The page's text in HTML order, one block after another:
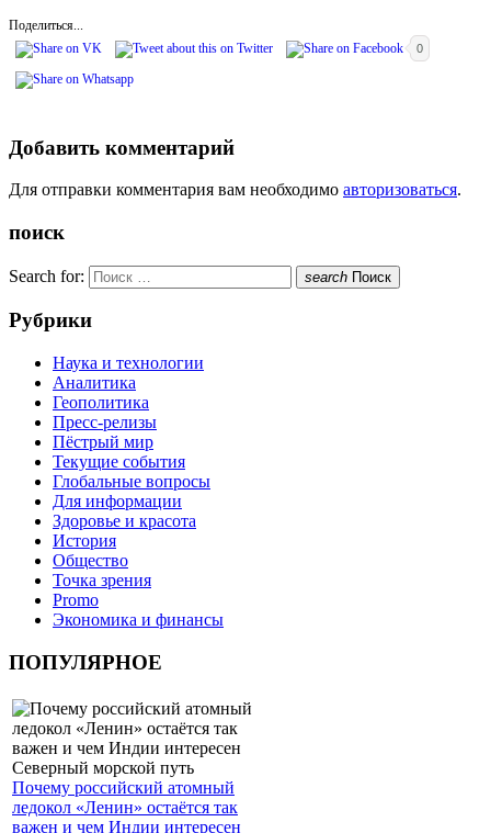
Поделиться...
0
Добавить комментарий
Для отправки комментария вам необходимо авторизоваться.
поиск
Search for: search Поиск
Рубрики
Наука и технологии
Аналитика
Геополитика
Пресс-релизы
Пёстрый мир
Текущие события
Глобальные вопросы
Для информации
Здоровье и красота
История
Общество
Точка зрения
Promo
Экономика и финансы
ПОПУЛЯРНОЕ
Почему российский атомный
ледокол «Ленин» остаётся так
важен и чем Индии интересен